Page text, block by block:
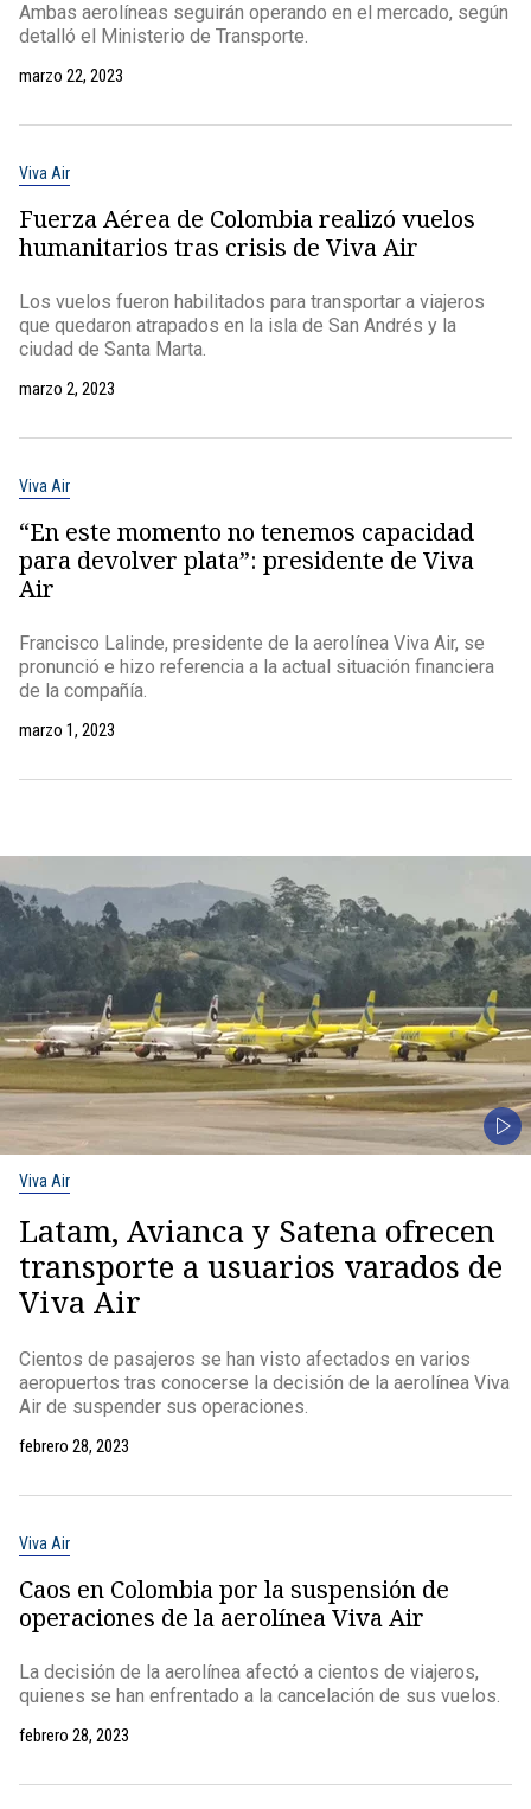
Ambas aerolíneas seguirán operando en el mercado, según
detalló el Ministerio de Transporte.
marzo 22, 2023
Viva Air
Fuerza Aérea de Colombia realizó vuelos
humanitarios tras crisis de Viva Air
Los vuelos fueron habilitados para transportar a viajeros
que quedaron atrapados en la isla de San Andrés y la
ciudad de Santa Marta.
marzo 2, 2023
Viva Air
“En este momento no tenemos capacidad
para devolver plata”: presidente de Viva
Air
Francisco Lalinde, presidente de la aerolínea Viva Air, se
pronunció e hizo referencia a la actual situación financiera
de la compañía.
marzo 1, 2023
Viva Air
Latam, Avianca y Satena ofrecen
transporte a usuarios varados de
Viva Air
Cientos de pasajeros se han visto afectados en varios
aeropuertos tras conocerse la decisión de la aerolínea Viva
Air de suspender sus operaciones.
febrero 28, 2023
Viva Air
Caos en Colombia por la suspensión de
operaciones de la aerolínea Viva Air
La decisión de la aerolínea afectó a cientos de viajeros,
quienes se han enfrentado a la cancelación de sus vuelos.
febrero 28, 2023